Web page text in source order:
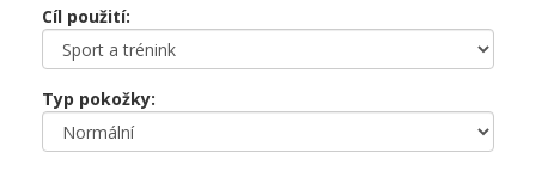
Cíl použití:
Typ pokožky: